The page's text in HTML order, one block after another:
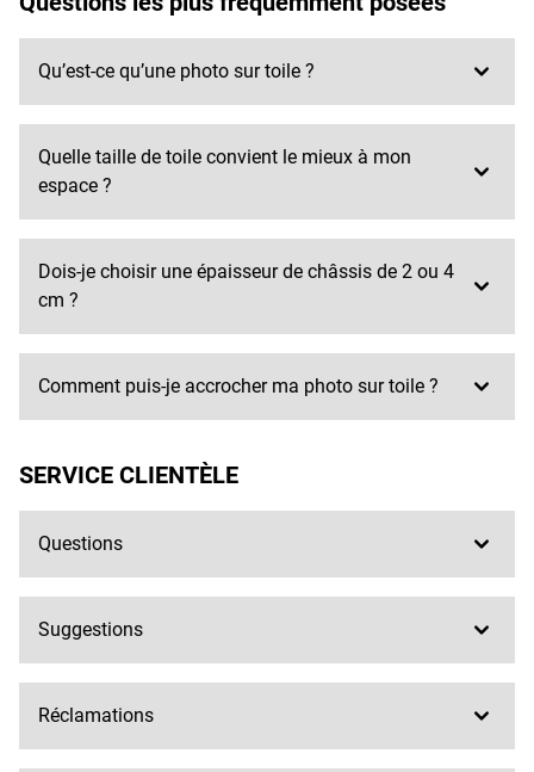
Qu’est-ce qu’une photo sur toile ?
Quelle taille de toile convient le mieux à mon
espace ?
Dois-je choisir une épaisseur de châssis de 2 ou 4
cm ?
Comment puis-je accrocher ma photo sur toile ?
SERVICE CLIENTÈLE
Questions
Suggestions
Réclamations